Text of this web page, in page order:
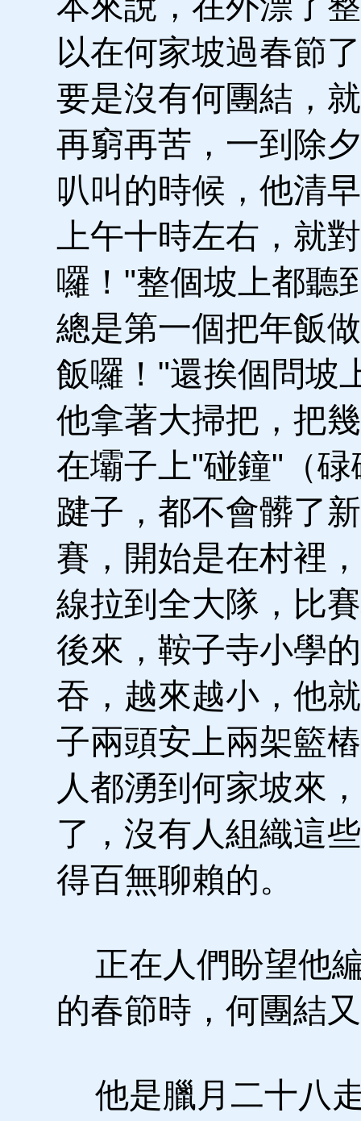
以在何家坡過春節
要是沒有何團結，
再窮再苦，一到除
叭叫的時候，他清
上午十時左右，就
囉！"整個坡上都聽
總是第一個把年飯
飯囉！"還挨個問坡
他拿著大掃把，把
在壩子上"碰鐘"（
踺子，都不會髒了
賽，開始是在村裡
線拉到全大隊，比
後來，鞍子寺小學
吞，越來越小，他
子兩頭安上兩架籃
人都湧到何家坡來
了，沒有人組織這
得百無聊賴的。
正在人們盼望他
的春節時，何團結
他是臘月二十八